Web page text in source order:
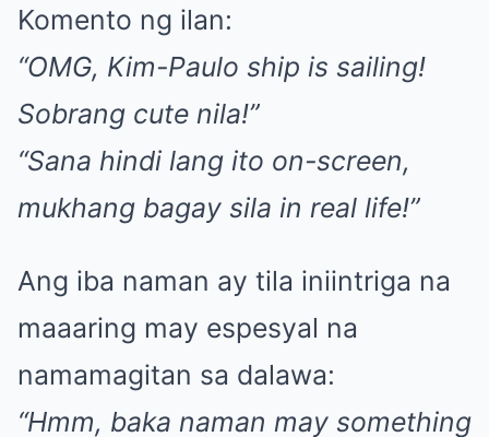
Komento ng ilan:
“OMG, Kim-Paulo ship is sailing!
Sobrang cute nila!”
“Sana hindi lang ito on-screen,
mukhang bagay sila in real life!”
Ang iba naman ay tila iniintriga na
maaaring may espesyal na
namamagitan sa dalawa:
“Hmm, baka naman may something